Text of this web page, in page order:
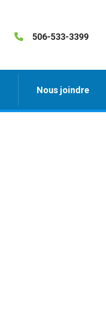
506-533-3399
Nous joindre